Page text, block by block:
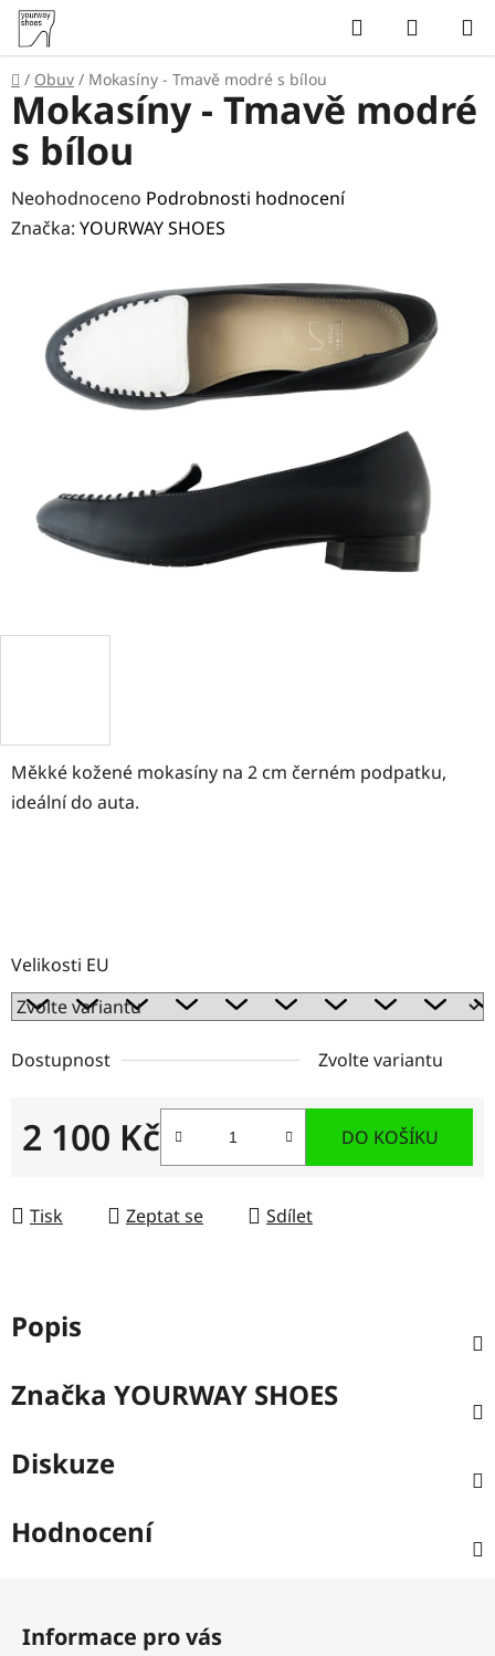
Přejít
obsah
Hledat
KOŠÍK
Domů
/ Obuv / Mokasíny - Tmavě modré s bílou
Měkké kožené mokasíny na 2 cm černém podpatku,
ideální do auta.
Velikosti EU
Dostupnost Zvolte variantu
2 100 Kč DO KOŠÍKU
Tisk Zeptat se Sdílet
Mokasíny - Tmavě modré
s bílou
Průměrné
hodnocení
hvězdiček.
Neohodnoceno Podrobnosti hodnocení
Značka: YOURWAY SHOES
Popis
Značka YOURWAY SHOES
Diskuze
Hodnocení
Informace pro vás